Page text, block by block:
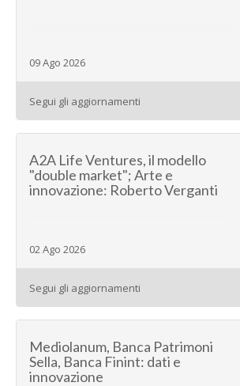
09 Ago 2026
Segui gli aggiornamenti
A2A Life Ventures, il modello
"double market"; Arte e
innovazione: Roberto Verganti
02 Ago 2026
Segui gli aggiornamenti
Mediolanum, Banca Patrimoni
Sella, Banca Finint: dati e
innovazione